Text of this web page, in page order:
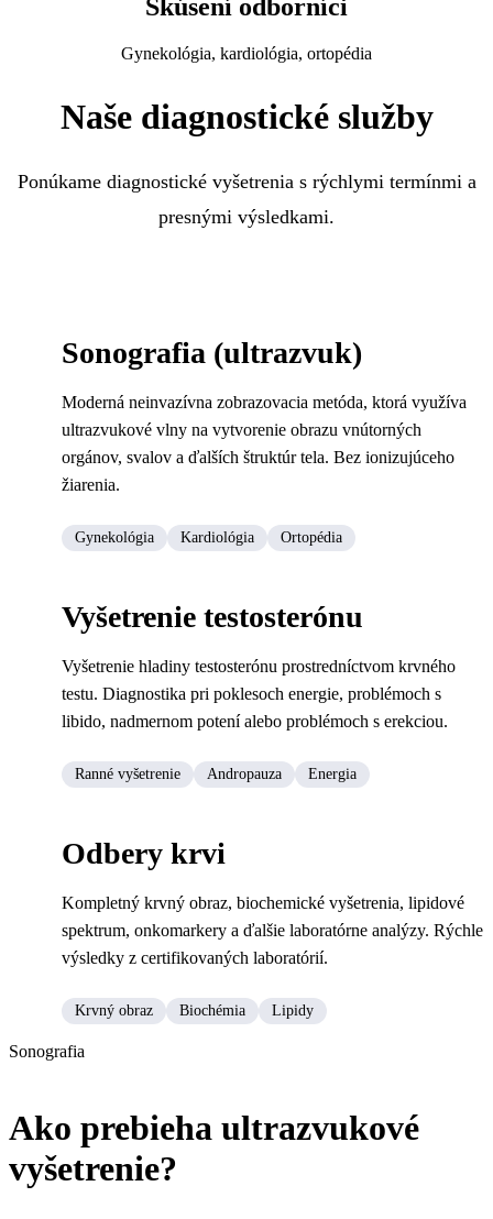
Skúsení odborníci
Gynekológia, kardiológia, ortopédia
Naše diagnostické služby
Ponúkame diagnostické vyšetrenia s rýchlymi termínmi a
presnými výsledkami.
Sonografia (ultrazvuk)
Moderná neinvazívna zobrazovacia metóda, ktorá využíva
ultrazvukové vlny na vytvorenie obrazu vnútorných
orgánov, svalov a ďalších štruktúr tela. Bez ionizujúceho
žiarenia.
Gynekológia Kardiológia Ortopédia
Vyšetrenie testosterónu
Vyšetrenie hladiny testosterónu prostredníctvom krvného
testu. Diagnostika pri poklesoch energie, problémoch s
libido, nadmernom potení alebo problémoch s erekciou.
Ranné vyšetrenie Andropauza Energia
Odbery krvi
Kompletný krvný obraz, biochemické vyšetrenia, lipidové
spektrum, onkomarkery a ďalšie laboratórne analýzy. Rýchle
výsledky z certifikovaných laboratórií.
Krvný obraz Biochémia Lipidy
Sonografia
Ako prebieha ultrazvukové
vyšetrenie?